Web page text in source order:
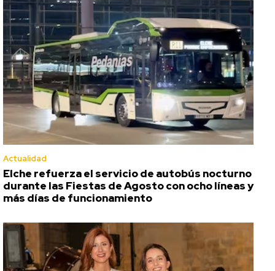
Actualidad
Elche refuerza el servicio de autobús nocturno
durante las Fiestas de Agosto con ocho líneas y
más días de funcionamiento